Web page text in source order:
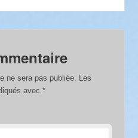
ne sera pas publiée. Les
avec*